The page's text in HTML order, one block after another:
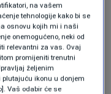
na vašem
tehnologije kako bi se
osnovu kojih mi i naši
onemogućeno, neki od
relevantni za vas. Ovaj
promijeniti trenutni
željenim
ikonu u donjem
Vaš odabir će se